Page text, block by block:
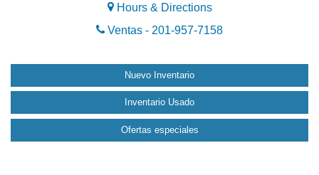
Hours & Directions
Ventas - 201-957-7158
Nuevo Inventario
Inventario Usado
Ofertas especiales